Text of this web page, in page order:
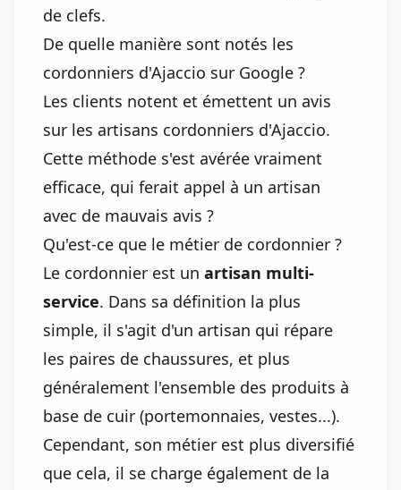
de clefs.
De quelle manière sont notés les
cordonniers d'Ajaccio sur Google ?
Les clients notent et émettent un avis
sur les artisans cordonniers d'Ajaccio.
Cette méthode s'est avérée vraiment
efficace, qui ferait appel à un artisan
avec de mauvais avis ?
Qu'est-ce que le métier de cordonnier ?
Le cordonnier est un artisan multi-
service. Dans sa définition la plus
simple, il s'agit d'un artisan qui répare
les paires de chaussures, et plus
généralement l'ensemble des produits à
base de cuir (portemonnaies, vestes...).
Cependant, son métier est plus diversifié
que cela, il se charge également de la